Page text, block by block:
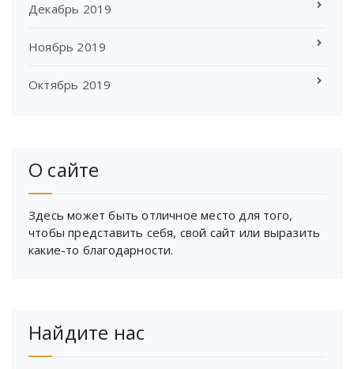
Декабрь 2019
Ноябрь 2019
Октябрь 2019
О сайте
Здесь может быть отличное место для того,
чтобы представить себя, свой сайт или выразить
какие-то благодарности.
Найдите нас